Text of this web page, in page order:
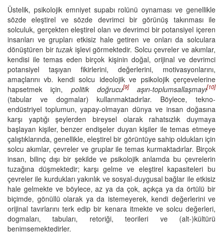
Üstelik, psikolojik emniyet supabı rolünü oynaması ve genellikle
sözde eleştirel ve sözde devrimci bir görünüş takınması ile
solculuk, gerçekten eleştirel olan ve devrimci bir potansiyel içeren
insanları ve grupları etkisiz hale getiren ve onları da solculara
dönüştüren bir tuzak işlevi görmektedir. Solcu çevreler ve akımlar,
kendisi ile temas eden birçok kişinin doğal, orijinal ve devrimci
potansiyel taşıyan fikirlerini, değerlerini, motivasyonlarını,
amaçlarını vb. kendi solcu ideolojik ve psikolojik çerçevelerine
hapsetmek için, politik doğrucu[9]aşırı-toplumsallaşmayı[10]
(tabular ve dogmalar) kullanmaktadırlar. Böylece, tekno-
endüstriyel toplumun, yapay-olmayan dünya ve insan doğasına
karşı yaptığı şeylerden bireysel olarak rahatsızlık duymaya
başlayan kişiler, benzer endişeler duyan kişiler ile temas etmeye
çalıştıklarında, genellikle, eleştirel bir görüntüye sahip oldukları için
solcu akımlar, çevreler ve gruplar ile temas kurmaktadırlar. Birçok
insan, bilinç dışı bir şekilde ve psikolojik anlamda bu çevrelerin
tuzağına düşmektedir; karşı gelme ve eleştirel kapasiteleri bu
çevreler ile kurdukları yakınlık ve sosyal-duygusal bağlar ile etkisiz
hale gelmekte ve böylece, az ya da çok, açıkça ya da örtülü bir
biçimde, gönüllü olarak ya da istemeyerek, kendi değerlerini ve
orijinal tavırlarını terk edip bir kenara itmekte ve solcu değerleri,
dogmaları, tabuları, retoriği, teorileri ve (alt-)kültürü
benimsemektedirler.